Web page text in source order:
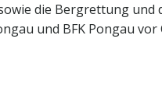
die Bergrettung
und BFK Pongau